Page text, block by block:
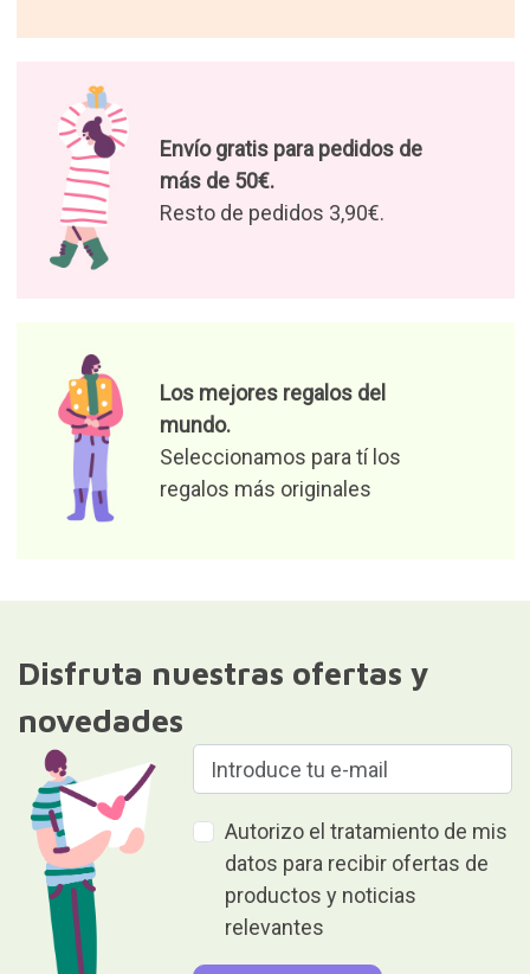
Envío gratis para pedidos de
más de 50€.
Resto de pedidos 3,90€.
Los mejores regalos del
mundo.
Seleccionamos para tí los
regalos más originales
Disfruta nuestras ofertas y
novedades
Autorizo el tratamiento de mis
datos para recibir ofertas de
productos y noticias
relevantes